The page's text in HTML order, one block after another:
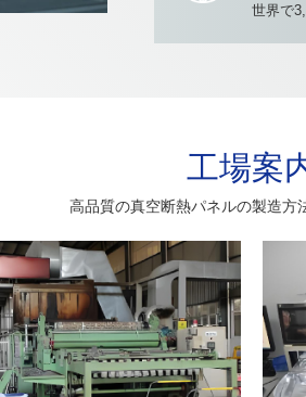
世界で
工場案
高品質の真空断熱パネルの製造方